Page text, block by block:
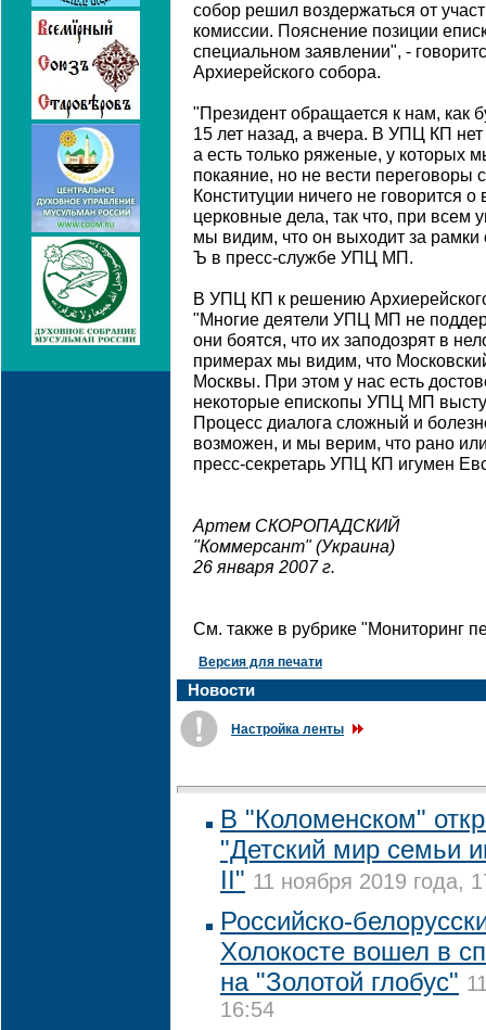
собор решил воздержаться от
комиссии. Пояснение позиции
специальном заявлении", -
Архиерейского собора.
"Президент обращается к нам, как
15 лет назад, а вчера. В УПЦ КП
а есть только ряженые, у которых
покаяние, но не вести переговоры
Конституции ничего не говорится
церковные дела, так что, при всем
мы видим, что он выходит за
Ъ в пресс-службе УПЦ МП.
В УПЦ КП к решению
"Многие деятели УПЦ МП не
они боятся, что их заподозрят в
примерах мы видим, что
Москвы. При этом у нас есть
некоторые епископы УПЦ МП
Процесс диалога сложный и
возможен, и мы верим, что рано
пресс-секретарь УПЦ КП игумен
Артем СКОРОПАДСКИЙ
"Коммерсант" (Украина)
26 января 2007 г.
См. также в рубрике "Мониторинг
Версия для печати
Новости
Настройка ленты
В "Коломенском"
"Детский мир семьи
II" 11 ноября 2019 года,
Российско-
Холокосте вошел в
на "Золотой глобус"
16:54